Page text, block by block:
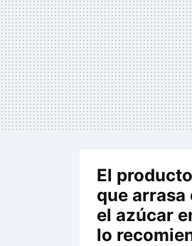
El
que arrasa
el azúcar
lo